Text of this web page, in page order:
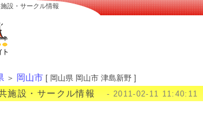
設・サークル情報
＞ 岡山市 [ 岡山県 岡山市 津島新野 ]
施設・サークル情報 - 2011-02-11 11:40:11